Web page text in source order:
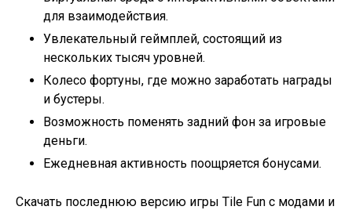
для взаимодействия.
Увлекательный геймплей, состоящий из
нескольких тысяч уровней.
Колесо фортуны, где можно заработать награды
и бустеры.
Возможность поменять задний фон за игровые
деньги.
Ежедневная активность поощряется бонусами.
Скачать последнюю версию игры Tile Fun с модами и